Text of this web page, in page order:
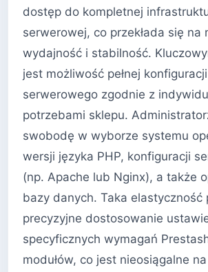
dostęp do kompletnej
serwerowej, co przekłada się na
wydajność i stabilność.
jest możliwość pełnej
serwerowego zgodnie z
potrzebami sklepu.
swobodę w wyborze systemu
wersji języka PHP, konfiguracji
(np. Apache lub Nginx), a także
bazy danych. Taka elastyczność
precyzyjne dostosowanie
specyficznych wymagań
modułów, co jest nieosiągalne na